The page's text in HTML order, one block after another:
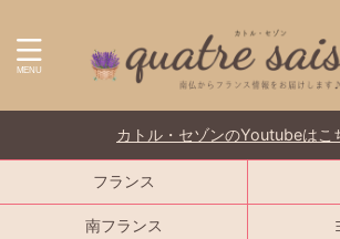
カトル・セゾンのYoutubeはこ
フランス
南フランス